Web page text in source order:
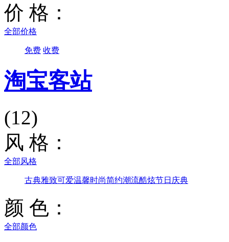
价 格：
全部价格
免费 收费
淘宝客站
(12)
风 格：
全部风格
古典雅致可爱温馨时尚简约潮流酷炫节日庆典
颜 色：
全部颜色